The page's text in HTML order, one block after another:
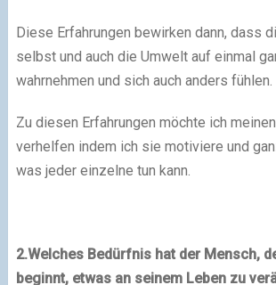
Diese Erfahrungen bewirken dann, dass
selbst und auch die Umwelt auf einmal
wahrnehmen und sich auch anders fühlen.
Zu diesen Erfahrungen möchte ich
verhelfen indem ich sie motiviere und
was jeder einzelne tun kann.
2.Welches Bedürfnis hat der Mensch,
beginnt, etwas an seinem Leben zu